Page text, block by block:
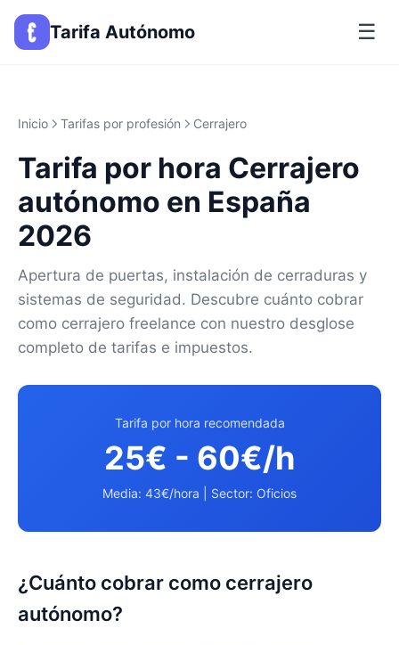
Tarifa Autónomo ☰
Inicio Tarifas por profesión Cerrajero
Tarifa por hora Cerrajero
autónomo en España
2026
Apertura de puertas, instalación de cerraduras y
sistemas de seguridad. Descubre cuánto cobrar
como cerrajero freelance con nuestro desglose
completo de tarifas e impuestos.
Tarifa por hora recomendada
25€ - 60€/h
Media: 43€/hora | Sector: Oficios
¿Cuánto cobrar como cerrajero
autónomo?